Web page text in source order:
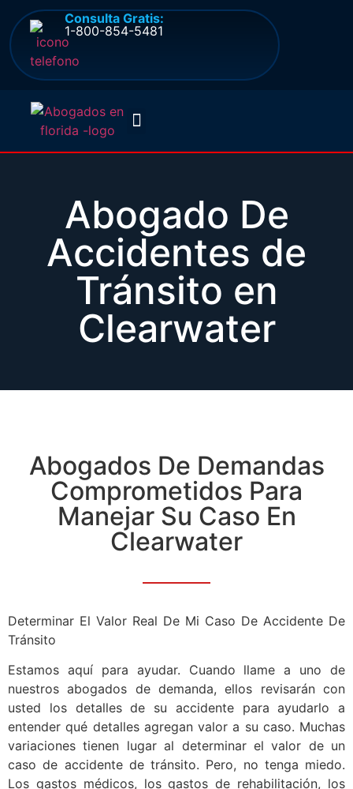
Consulta Gratis:
1-800-854-5481
Abogado De
Accidentes de
Tránsito en
Clearwater
Abogados De Demandas
Comprometidos Para
Manejar Su Caso En
Clearwater
Determinar El Valor Real De Mi Caso De Accidente De
Tránsito
Estamos aquí para ayudar. Cuando llame a uno de
nuestros abogados de demanda, ellos revisarán con
usted los detalles de su accidente para ayudarlo a
entender qué detalles agregan valor a su caso. Muchas
variaciones tienen lugar al determinar el valor de un
caso de accidente de tránsito. Pero, no tenga miedo.
Los gastos médicos, los gastos de rehabilitación, los